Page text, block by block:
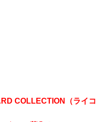
COLLECTION（ライコ